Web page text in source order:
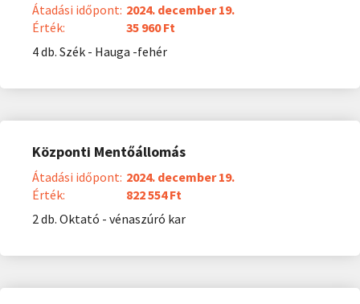
Átadási időpont: 2024. december 19.
Érték:
35 960 Ft
4 db. Szék - Hauga -fehér
Központi Mentőállomás
Átadási időpont: 2024. december 19.
Érték:
822 554 Ft
2 db. Oktató - vénaszúró kar